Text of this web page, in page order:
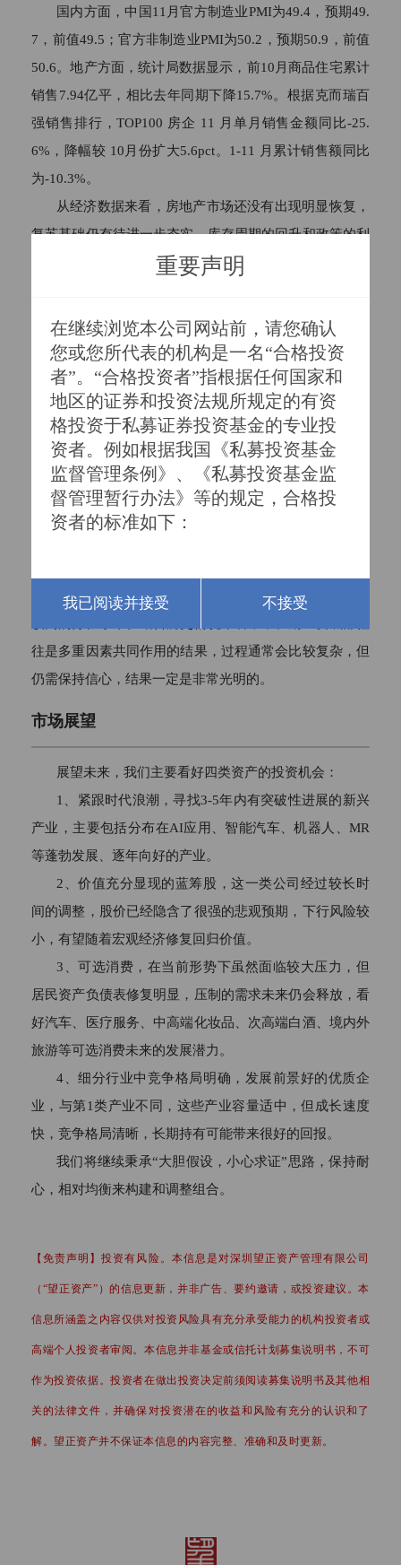
国内方面，中国11月官方制造业PMI为49.4，预期49.
7，前值49.5；官方非制造业PMI为50.2，预期50.9，前值
50.6。地产方面，统计局数据显示，前10月商品住宅累计
销售7.94亿平，相比去年同期下降15.7%。根据克而瑞百
强销售排行，TOP100 房企 11 月单月销售金额同比-25.
6%，降幅较 10月份扩大5.6pct。1-11 月累计销售额同比
为-10.3%。
从经济数据来看，房地产市场还没有出现明显恢复，
复苏基础仍有待进一步夯实，库存周期的回升和政策的利
好可能要在1-2个季度内发挥实质性作用。
产经营活动预期指数为55.8%，继续回升。广州车展新车
密集发布，“智驾”、“高压快充”等高阶配置进一步下探到
20万元以下车型。华为开放车BU业务的股权合作，打造
中国版的博世和FSD，或加速L3以上智能驾驶的商业落
地。
市场层面，沪深300经过长达两年半的调整，整体估
值水平已不高，我们认为市场当前正处于中长期非常重要
的底部区域。从结构上来看，不同类型的资产估值分位不
有不错表现，股价隐含了不低的增长预期，股价处于相对
往是多重因素共同作用的结果，过程通常会比较复杂，但
仍需保持信心，结果一定是非常光明的。
市场展望
展望未来，我们主要看好四类资产的投资机会：
1、紧跟时代浪潮，寻找3-5年内有突破性进展的新兴
产业，主要包括分布在AI应用、智能汽车、机器人、MR
等蓬勃发展、逐年向好的产业。
2、价值充分显现的蓝筹股，这一类公司经过较长时
间的调整，股价已经隐含了很强的悲观预期，下行风险较
小，有望随着宏观经济修复回归价值。
3、可选消费，在当前形势下虽然面临较大压力，但
居民资产负债表修复明显，压制的需求未来仍会释放，看
好汽车、医疗服务、中高端化妆品、次高端白酒、境内外
旅游等可选消费未来的发展潜力。
4、细分行业中竞争格局明确，发展前景好的优质企
业，与第1类产业不同，这些产业容量适中，但成长速度
快，竞争格局清晰，长期持有可能带来很好的回报。
我们将继续秉承“大胆假设，小心求证”思路，保持耐
心，相对均衡来构建和调整组合。
【免责声明】投资有风险。本信息是对深圳望正资产管理有限公司
（“望正资产”）的信息更新，并非广告、要约邀请，或投资建议。本
信息所涵盖之内容仅供对投资风险具有充分承受能力的机构投资者或
高端个人投资者审阅。本信息并非基金或信托计划募集说明书，不可
作为投资依据。投资者在做出投资决定前须阅读募集说明书及其他相
关的法律文件，并确保对投资潜在的收益和风险有充分的认识和了
解。望正资产并不保证本信息的内容完整、准确和及时更新。
重要声明
在继续浏览本公司网站前，请您确认
您或您所代表的机构是一名“合格投资
者”。“合格投资者”指根据任何国家和
地区的证券和投资法规所规定的有资
格投资于私募证券投资基金的专业投
资者。例如根据我国《私募投资基金
监督管理条例》、《私募投资基金监
督管理暂行办法》等的规定，合格投
资者的标准如下：
一、具备相应风险识别能力和风险承
担能力，投资于单只私募基金的金额
不低于100万元且符合下列相关标准的
单位和个人：
1、净资产不低于1000万元的单位；
2、金融资产不低于300万元或者最近
三年个人年均收入不低于50万元的个
款、股票、债券、基金份额、资产管
理计划、银行理财产品、信托计划、
保险产品、期货权益等。)
二、下列投资者视为合格投资者：
1、社会保障基金、企业年金等养老基
金、慈善基金等社会公益基金；
2、依法设立并在基金业协会备案的投
资计划；
3、投资于所管理私募基金的私募基金
载资料，即表明您声明及保证您或您
所代表的机构为“合格投资者”，并将
遵守对您适用的司法区域的有关法律
准或不同意下列条款及相关约束，请
我已阅读并接受 不接受